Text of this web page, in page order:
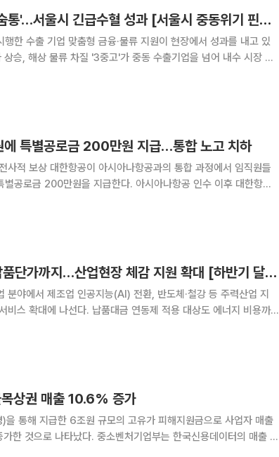
물류비·보험료 폭탄에 '숨통'…서울시 긴급수혈 성과 [서울시 중동위기 핀셋지원①]
한 수출 기업 맞춤형 금융·물류 지원이 현장에서 성과를 내고 있
승, 해상 물류 차질 '3중고'가 중동 수출기업을 넘어 내수 시장 전
에 특별공로금 200만원 지급…통합 노고 치하
통합 과정에서 임직원들
별공로금 200만원을 지급한다. 아시아나항공 인수 이후 대한항공
일 본지 취재를 종합하면 대한항공 노사는 최근 2026
AI공장·반도체특별법·납품단가까지…산업현장 체감 지원 확대 [하반기 달라지는 것]
분야에서 제조업 인공지능(AI) 전환, 반도체·철강 등 주력산업 지
비스 확대에 나선다. 납품대금 연동제 적용 대상도 에너지 비용까
경되는 제도와 법규사항을 정리한 ‘
상권 매출 10.6% 증가
을 통해 지급한 6조원 규모의 고유가 피해지원금으로 사업자 매출
벤처기업부는 한국신용데이터의 매출 데